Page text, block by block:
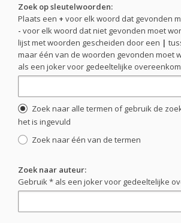
Zoek op sleutelwoorden:
Plaats een + voor elk woord dat gevonden
- voor elk woord dat niet gevonden moet
lijst met woorden gescheiden door een |
maar één van de woorden gevonden moet
als een joker voor gedeeltelijke
Zoek naar alle termen of gebruik de
het is ingevuld
Zoek naar één van de termen
Zoek naar auteur:
Gebruik * als een joker voor gedeeltelijke